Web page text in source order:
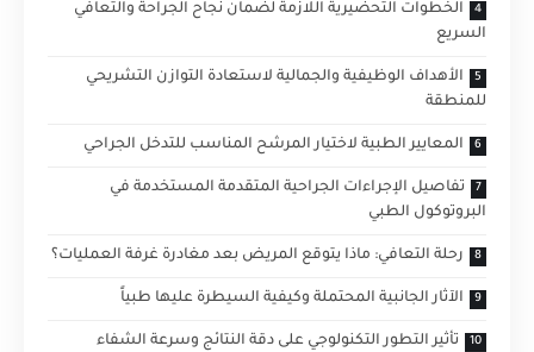
الخطوات التحضيرية اللازمة لضمان نجاح الجراحة والتعافي
السريع
الأهداف الوظيفية والجمالية لاستعادة التوازن التشريحي
للمنطقة
المعايير الطبية لاختيار المرشح المناسب للتدخل الجراحي
تفاصيل الإجراءات الجراحية المتقدمة المستخدمة في
البروتوكول الطبي
رحلة التعافي: ماذا يتوقع المريض بعد مغادرة غرفة العمليات؟
الآثار الجانبية المحتملة وكيفية السيطرة عليها طبياً
تأثير التطور التكنولوجي على دقة النتائج وسرعة الشفاء